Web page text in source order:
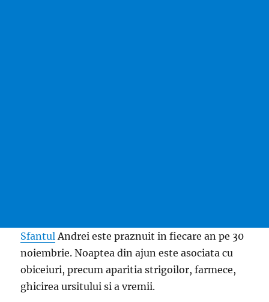
SfantulAndrei este praznuit in fiecare an pe 30
noiembrie. Noaptea din ajun este asociata cu
obiceiuri, precum aparitia strigoilor, farmece,
ghicirea ursitului si a vremii.